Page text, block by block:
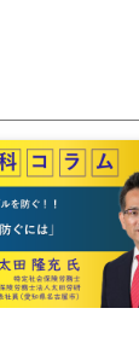
ことなく
と思いま
えない」
ょうか。
す。退職